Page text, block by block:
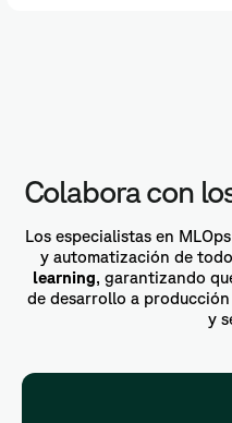
Colabora con
Los especialistas en
y automatización de
learning, garantizando
de desarrollo a
y